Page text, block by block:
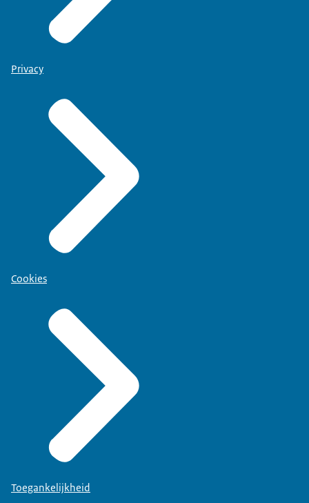
Privacy
Cookies
Toegankelijkheid